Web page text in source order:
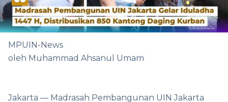
MPUIN-News
oleh Muhammad Ahsanul Umam
Jakarta — Madrasah Pembangunan UIN Jakarta